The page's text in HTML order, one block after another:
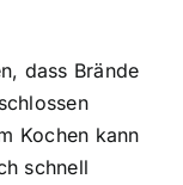
dass Brände
Kochen kann
schnell